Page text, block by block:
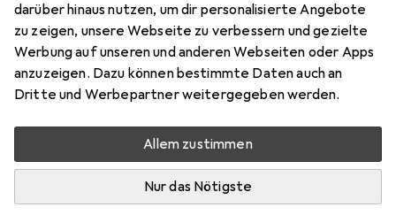
darüber hinaus nutzen, um dir personalisierte Angebote
zu zeigen, unsere Webseite zu verbessern und gezielte
Werbung auf unseren und anderen Webseiten oder Apps
anzuzeigen. Dazu können bestimmte Daten auch an
Dritte und Werbepartner weitergegeben werden.
Allem zustimmen
Nur das Nötigste
Preis in EUR inkl. MwSt.
3
Bewertungen Marke
Mehr von Rimba
Mehr als 10 Stück an Lager beim Lieferanten
Benachrichtigen, wenn schneller verfügbar